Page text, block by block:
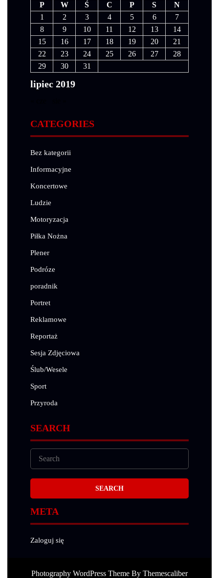
lipiec 2019
P W Ś C P S
N
1
2 3 4 5 6
7
8
9 10 11 12 13
14
15
16 17 18 19 20
21
22
23 24 25 26 27
28
29
30 31
CATEGORIES
Bez kategorii
Informacyjne
Koncertowe
Ludzie
Motoryzacja
Piłka Nożna
Plener
Podróze
poradnik
Portret
Reklamowe
Reportaż
Sesja Zdjęciowa
Ślub/Wesele
Sport
Przyroda
SEARCH
META
Zaloguj się
Photography WordPress Theme By Themescaliber